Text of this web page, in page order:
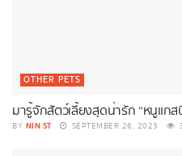
OTHER PETS
มารู้จักสัตว์เลี้ยงสุดน่ารัก “หนูแกส
BY NIN ST SEPTEMBER 26, 2023